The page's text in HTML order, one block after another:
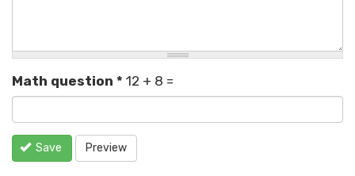
Math question * 12 + 8 =
Save Preview